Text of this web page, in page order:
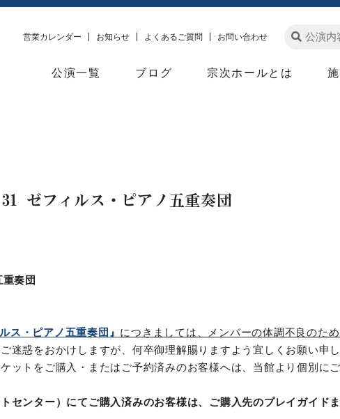
公演一覧 ブログ 宗次ホールとは
営業カレンダー お知らせ よくあるご質問 お問い合わせ
ゼフィルス・ピアノ五重奏団
奏団
ス・ピアノ五重奏団』 につきましては、メンバーの体調不良のため
迷惑をおかけしますが、何卒御理解賜りますよう宜しくお願い申し
ットをご購入・またはご予約済みのお客様へは、当館より個別に
センター）にてご購入済みのお客様は、ご購入先のプレイガイド